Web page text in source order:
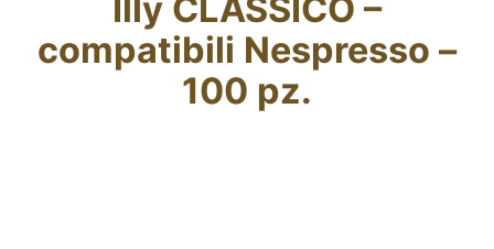
Fidelity Card
Chi siamo
Illy CLASSICO –
compatibili Nespresso –
100 pz.